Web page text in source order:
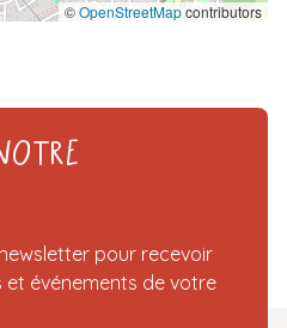
©OpenStreetMapcontributors
pour recevoir
et événements de votre